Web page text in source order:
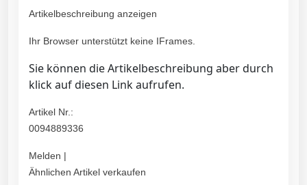
Artikelbeschreibung anzeigen
Ihr Browser unterstützt keine IFrames.
Sie können die Artikelbeschreibung aber durch
klick auf diesen Link aufrufen.
Artikel Nr.:
0094889336
Melden |
Ähnlichen Artikel verkaufen